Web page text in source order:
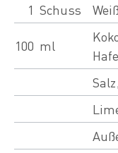
1 Schuss
100 ml